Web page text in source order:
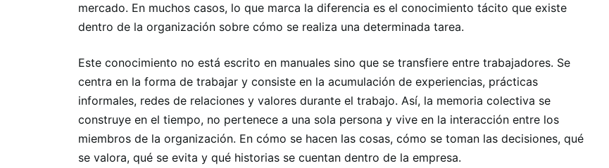
mercado. En muchos casos, lo que marca la diferencia es el conocimiento tácito que existe
dentro de la organización sobre cómo se realiza una determinada tarea.
Este conocimiento no está escrito en manuales sino que se transfiere entre trabajadores. Se
centra en la forma de trabajar y consiste en la acumulación de experiencias, prácticas
informales, redes de relaciones y valores durante el trabajo. Así, la memoria colectiva se
construye en el tiempo, no pertenece a una sola persona y vive en la interacción entre los
miembros de la organización. En cómo se hacen las cosas, cómo se toman las decisiones, qué
se valora, qué se evita y qué historias se cuentan dentro de la empresa.